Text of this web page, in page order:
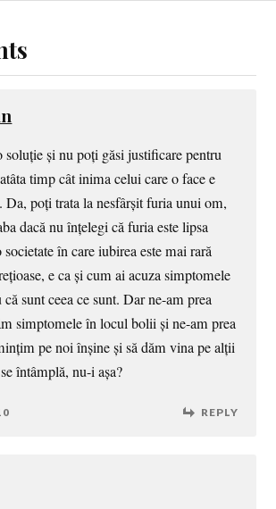
soluție și nu poți găsi justificare pentru
timp cât inima celui care o face e
Da, poți trata la nesfârșit furia unui om,
dacă nu înțelegi că furia este lipsa
în care iubirea este mai rară
e ca și cum ai acuza simptomele
sunt ceea ce sunt. Dar ne-am prea
simptomele în locul bolii și ne-am prea
pe noi înșine și să dăm vina pe alții
întâmplă, nu-i așa?
REPLY